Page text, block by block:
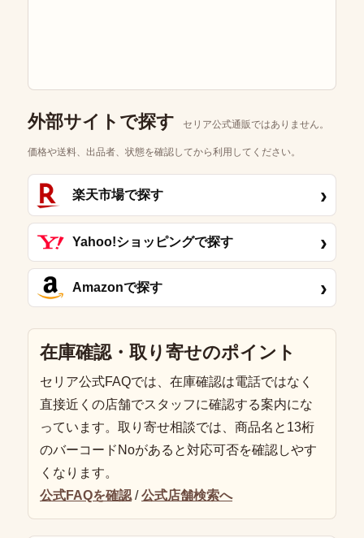
外部サイトで探す セリア公式通販ではありません。
価格や送料、出品者、状態を確認してから利用してください。
楽天市場で探す ›
Yahoo!ショッピングで探す ›
Amazonで探す ›
在庫確認・取り寄せのポイント
セリア公式FAQでは、在庫確認は電話ではなく
直接近くの店舗でスタッフに確認する案内にな
っています。取り寄せ相談では、商品名と13桁
のバーコードNoがあると対応可否を確認しやす
くなります。
公式FAQを確認 /公式店舗検索へ